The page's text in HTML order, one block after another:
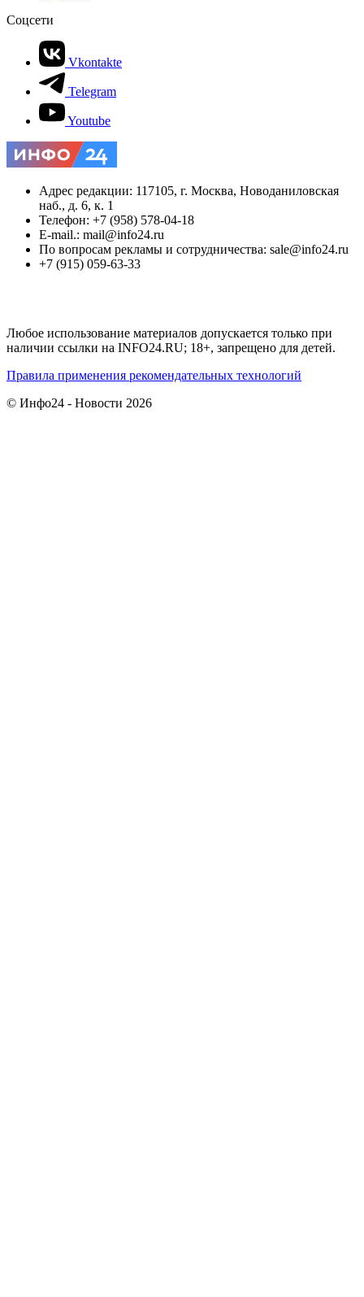
Соцсети
Vkontakte
Telegram
Youtube
Адрес редакции: 117105, г. Москва, Новоданиловская
наб., д. 6, к. 1
Телефон: +7 (958) 578-04-18
E-mail.: mail@info24.ru
По вопросам рекламы и сотрудничества: sale@info24.ru
+7 (915) 059-63-33
Любое использование материалов допускается только при
наличии ссылки на INFO24.RU; 18+, запрещено для детей.
Правила применения рекомендательных технологий
© Инфо24 - Новости 2026